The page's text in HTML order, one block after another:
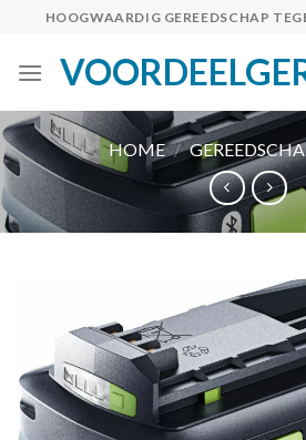
content
HOOGWAARDIG GEREEDSCHAP
HOME /